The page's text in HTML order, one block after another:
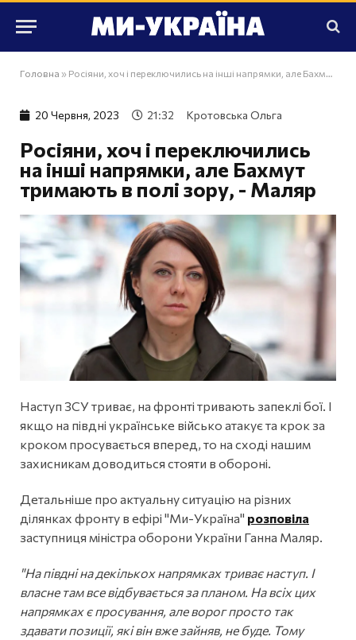
Головна » Росіяни, хоч і переключились на інші напрямки, але Бахмут тримають в полі зору, - Маляр
20 Червня, 2023 21:32 Кротовська Ольга
Росіяни, хоч і переключились
на інші напрямки, але Бахмут
тримають в полі зору, - Маляр
Наступ ЗСУ триває, на фронті тривають запеклі бої. І
якщо на півдні українське військо атакує та крок за
кроком просувається вперед, то на сході нашим
захисникам доводиться стояти в обороні.
Детальніше про актуальну ситуацію на різних
ділянках фронту в ефірі "Ми-Україна" розповіла
заступниця міністра оборони України Ганна Маляр.
"На півдні на декількох напрямках триває наступ. І
власне там все відбувається за планом. На всіх цих
напрямках є просування, але ворог просто так
здавати позиції, які він вже зайняв, не буде. Тому